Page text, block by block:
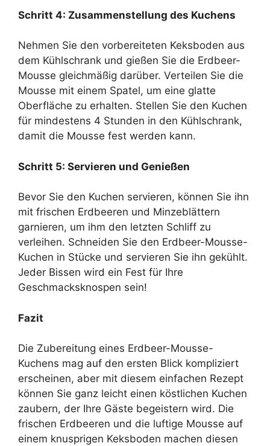
Schritt 4: Zusammenstellung des Kuchens
Nehmen Sie den vorbereiteten Keksboden aus
dem Kühlschrank und gießen Sie die Erdbeer-
Mousse gleichmäßig darüber. Verteilen Sie die
Mousse mit einem Spatel, um eine glatte
Oberfläche zu erhalten. Stellen Sie den Kuchen
für mindestens 4 Stunden in den Kühlschrank,
damit die Mousse fest werden kann.
Schritt 5: Servieren und Genießen
Bevor Sie den Kuchen servieren, können Sie ihn
mit frischen Erdbeeren und Minzeblättern
garnieren, um ihm den letzten Schliff zu
verleihen. Schneiden Sie den Erdbeer-Mousse-
Kuchen in Stücke und servieren Sie ihn gekühlt.
Jeder Bissen wird ein Fest für Ihre
Geschmacksknospen sein!
Fazit
Die Zubereitung eines Erdbeer-Mousse-
Kuchens mag auf den ersten Blick kompliziert
erscheinen, aber mit diesem einfachen Rezept
können Sie ganz leicht einen köstlichen Kuchen
zaubern, der Ihre Gäste begeistern wird. Die
frischen Erdbeeren und die luftige Mousse auf
einem knusprigen Keksboden machen diesen